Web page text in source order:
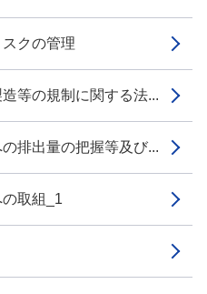
クの管理
等の規制に関する法...
排出量の把握等及び...
取組_1